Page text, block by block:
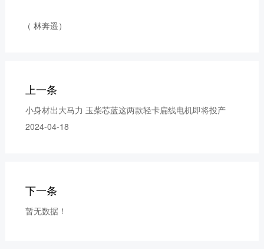
订购咨询
（ 林奔遥）
上一条
小身材出大马力 玉柴芯蓝这两款轻卡扁线电机即将投产
2024-04-18
下一条
暂无数据！